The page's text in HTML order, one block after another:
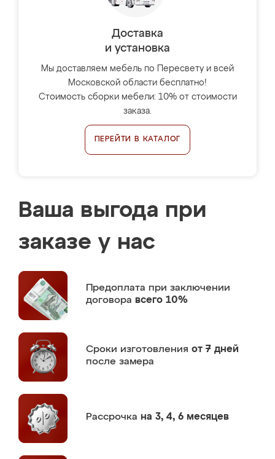
Доставка
и установка
Мы доставляем мебель по Пересвету и всей
Московской области бесплатно!
Стоимость сборки мебели: 10% от стоимости
заказа.
ПЕРЕЙТИ В КАТАЛОГ
Ваша выгода при
заказе у нас
Предоплата при заключении
договора всего 10%
Сроки изготовления от 7 дней
после замера
Рассрочка на 3, 4, 6 месяцев